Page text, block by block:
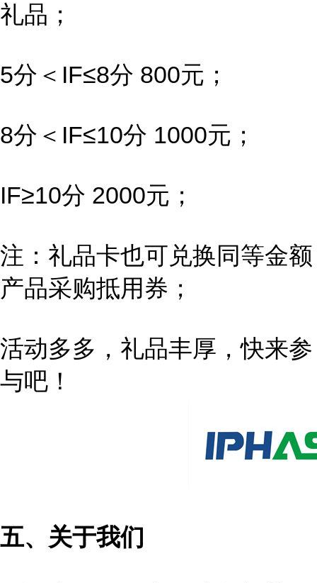
礼品；
5分＜IF≤8分 800元；
8分＜IF≤10分 1000元；
IF≥10分 2000元；
注：礼品卡也可兑换同等金额
产品采购抵用券；
活动多多，礼品丰厚，快来参
与吧！
五、关于我们